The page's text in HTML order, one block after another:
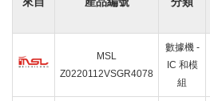
MSL
Z0220112VSGR4078
數據機 -
IC 和模
組